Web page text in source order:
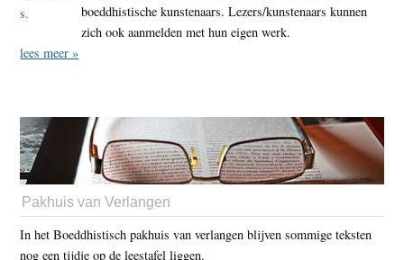
boeddhistische kunstenaars. Lezers/kunstenaars kunnen
zich ook aanmelden met hun eigen werk.
lees meer »
Pakhuis van Verlangen
In het Boeddhistisch pakhuis van verlangen blijven sommige teksten
nog een tijdje op de leestafel liggen.